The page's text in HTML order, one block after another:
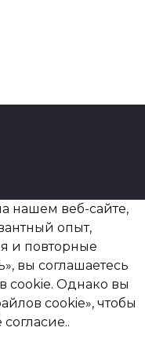
нашем веб-сайте,
опыт,
и повторные
вы соглашаетесь
cookie. Однако вы
cookie», чтобы